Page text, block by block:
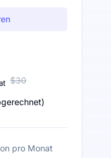
$30
)
pro Monat